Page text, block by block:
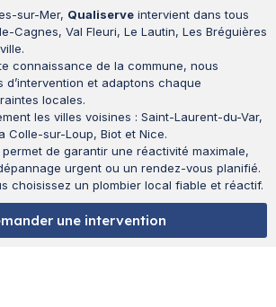
sur-Mer, Qualiserve intervient dans tous
Cagnes, Val Fleuri, Le Lautin, Les Bréguières
connaissance de la commune, nous
d’intervention et adaptons chaque
locales.
les villes voisines : Saint-Laurent-du-Var,
Colle-sur-Loup, Biot et Nice.
de garantir une réactivité maximale,
urgent ou un rendez-vous planifié.
choisissez un plombier local fiable et réactif.
une intervention